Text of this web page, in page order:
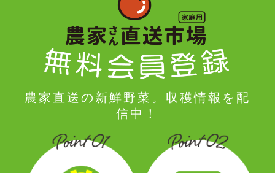
農家直送の新鮮野菜。収穫情報を配
信中！